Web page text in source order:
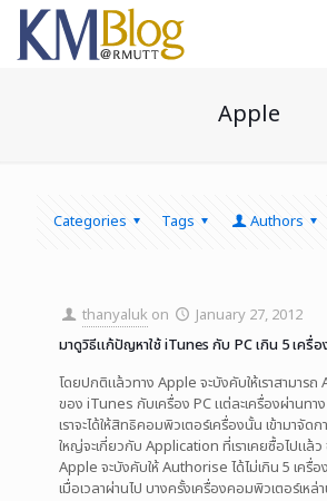
Apple
Categories Tags Authors
thanyaluk on
January 27, 2012
มาดูวิธีแก้ปัญหาใช้ iTunes กับ PC เกิน 5 เครื่อ
โดยปกติแล้วทาง Apple จะบังคับให้เราสามาร
ของ iTunes กับเครื่อง PC แต่ละเครื่องผ่านทา
เราจะได้ให้สิทธิคอมพิวเตอร์เครื่องนั้น เข้ามาจั
ใหญ่จะเกี่ยวกับ Application ที่เราเคยซื้อไปแล้
Apple จะบังคับให้ Authorise ได้ไม่เกิน 5 เครื่
เมื่อเวลาผ่านไป บางครั้งเครื่องคอมพิวเตอร์เหล่